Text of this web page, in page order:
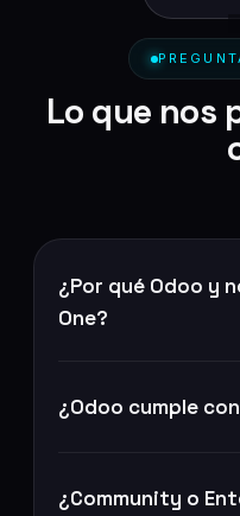
Lo que nos
¿Por qué Odoo y
One?
¿Odoo cumple con
¿Community o